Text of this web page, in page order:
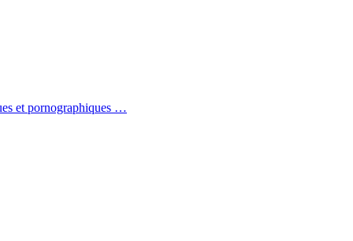
et pornographiques …